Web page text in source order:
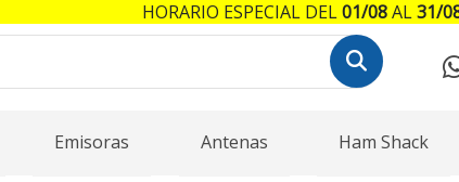
Emisoras Antenas Ham Shack
HORARIO ESPECIAL DEL01/08AL31/